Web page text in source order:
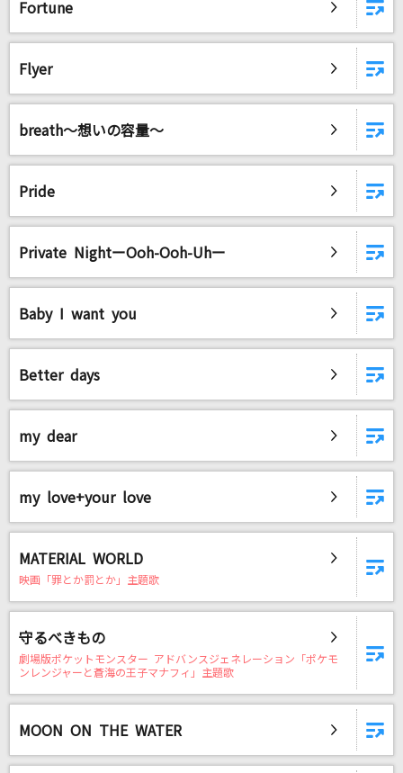
Fortune
Flyer
breath～想いの容量～
Pride
Private NightーOoh-Ooh-Uhー
Baby I want you
Better days
my dear
my love+your love
MATERIAL WORLD
映画「罪とか罰とか」主題歌
守るべきもの
劇場版ポケットモンスター アドバンスジェネレーション「ポケモ
ンレンジャーと蒼海の王子マナフィ」主題歌
MOON ON THE WATER